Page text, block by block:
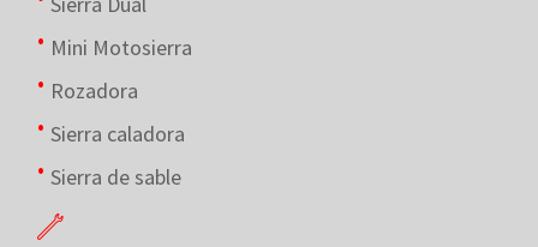
Mini Motosierra
Rozadora
Sierra caladora
Sierra de sable